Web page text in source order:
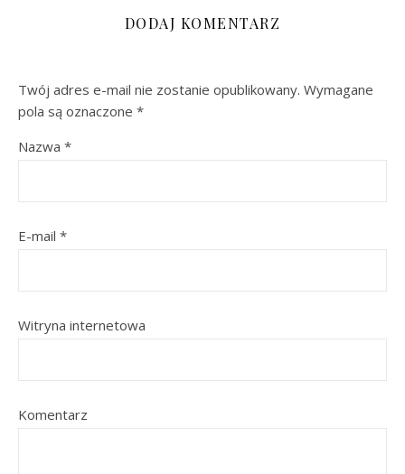
DODAJ KOMENTARZ
Twój adres e-mail nie zostanie opublikowany. Wymagane
pola są oznaczone *
Nazwa *
E-mail *
Witryna internetowa
Komentarz